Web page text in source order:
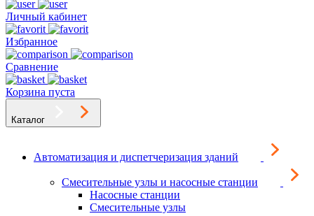
Личный кабинет
Избранное
Сравнение
Корзина пуста
Каталог
Автоматизация и диспетчеризация зданий
Смесительные узлы и насосные станции
Насосные станции
Смесительные узлы